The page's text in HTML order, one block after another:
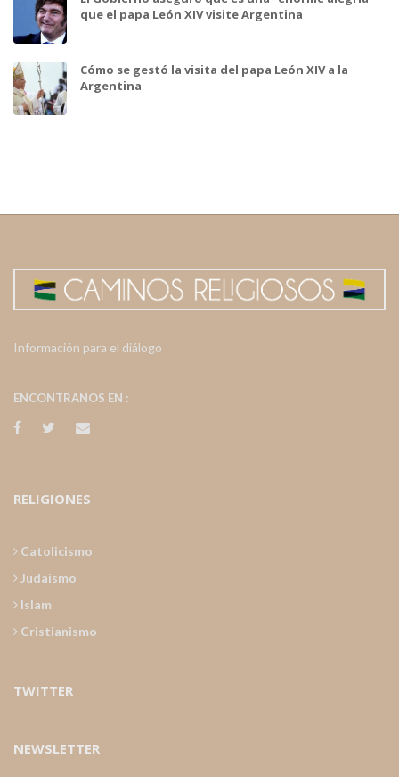
que el papa León XIV visite Argentina
Cómo se gestó la visita del papa León XIV a la
Argentina
Información para el diálogo
ENCONTRANOS EN :
RELIGIONES
Catolicismo
Judaismo
Islam
Cristianismo
TWITTER
NEWSLETTER